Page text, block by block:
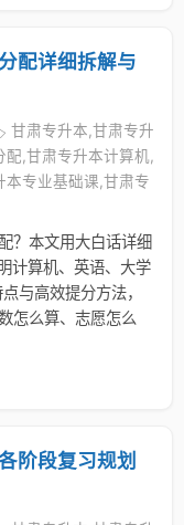
配详细拆解与
甘肃专升本,甘肃专升
,甘肃专升本计算机,
专业基础课,甘肃专
？本文用大白话详细
计算机、英语、大学
与高效提分方法，
怎么算、志愿怎么
阶段复习规划